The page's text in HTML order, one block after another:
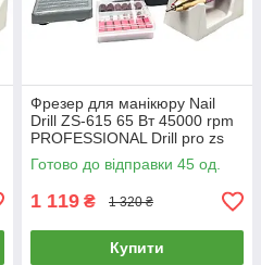
Фрезер для манікюру Nail
Drill ZS-615 65 Вт 45000 rpm
PROFESSIONAL Drill pro zs
615
Готово до відправки 45 од.
1 119 ₴ 1 320 ₴
Купити